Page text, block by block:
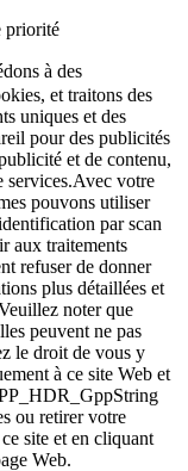
priorité
à des
et traitons des
uniques et des
pour des publicités
et de contenu,
services.Avec votre
pouvons utiliser
par scan
aux traitements
refuser de donner
plus détaillées et
noter que
peuvent ne pas
le droit de vous y
à ce site Web et
ou retirer votre
site et en cliquant
Web.